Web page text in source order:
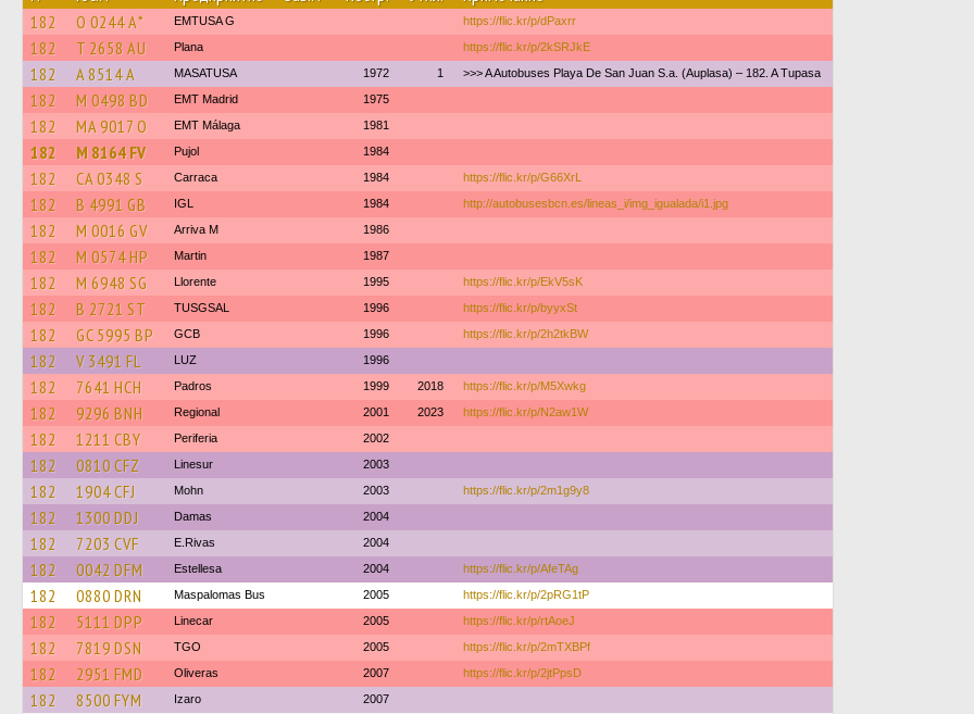
182 O 0244 A* EMTUSA G https://flic.kr/p/dPaxrr
182 T 2658 AU Plana https://flic.kr/p/2kSRJkE
182 A 8514 A MASATUSA 1972 1 >>> A Autobuses Playa De San Juan S.a. (Auplasa) – 182. A Tupasa
182 M 0498 BD EMT Madrid 1975
182 MA 9017 O EMT Málaga 1981
182 M 8164 FV Pujol 1984
182 CA 0348 S Carraca 1984 https://flic.kr/p/G66XrL
182 B 4991 GB IGL 1984 http://autobusesbcn.es/lineas_i/img_igualada/i1.jpg
182 M 0016 GV Arriva M 1986
182 M 0574 HP Martin 1987
182 M 6948 SG Llorente 1995 https://flic.kr/p/EkV5sK
182 B 2721 ST TUSGSAL 1996 https://flic.kr/p/byyxSt
182 GC 5995 BP GCB 1996 https://flic.kr/p/2h2tkBW
182 V 3491 FL LUZ 1996
182 7641 HCH Padros 1999 2018 https://flic.kr/p/M5Xwkg
182 9296 BNH Regional 2001 2023 https://flic.kr/p/N2aw1W
182 1211 CBY Periferia 2002
182 0810 CFZ Linesur 2003
182 1904 CFJ Mohn 2003 https://flic.kr/p/2m1g9y8
182 1300 DDJ Damas 2004
182 7203 CVF E.Rivas 2004
182 0042 DFM Estellesa 2004 https://flic.kr/p/AfeTAg
182 0880 DRN Maspalomas Bus 2005 https://flic.kr/p/2pRG1tP
182 5111 DPP Linecar 2005 https://flic.kr/p/rtAoeJ
182 7819 DSN TGO 2005 https://flic.kr/p/2mTXBPf
182 2951 FMD Oliveras 2007 https://flic.kr/p/2jtPpsD
182 8500 FYM Izaro 2007